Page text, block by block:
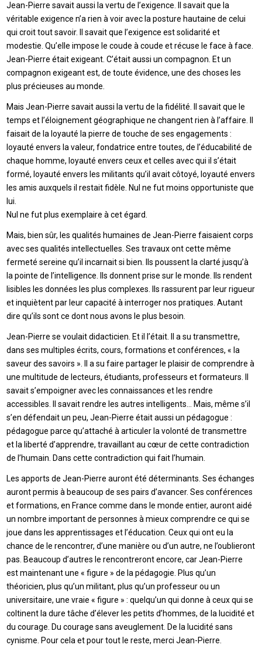
Jean-Pierre savait aussi la vertu de l’exigence. Il savait que la
véritable exigence n’a rien à voir avec la posture hautaine de celui
qui croit tout savoir. Il savait que l’exigence est solidarité et
modestie. Qu’elle impose le coude à coude et récuse le face à face.
Jean-Pierre était exigeant. C’était aussi un compagnon. Et un
compagnon exigeant est, de toute évidence, une des choses les
plus précieuses au monde.
Mais Jean-Pierre savait aussi la vertu de la fidélité. Il savait que le
temps et l’éloignement géographique ne changent rien à l’affaire. Il
faisait de la loyauté la pierre de touche de ses engagements :
loyauté envers la valeur, fondatrice entre toutes, de l’éducabilité de
chaque homme, loyauté envers ceux et celles avec qui il s’était
formé, loyauté envers les militants qu’il avait côtoyé, loyauté envers
les amis auxquels il restait fidèle. Nul ne fut moins opportuniste que
lui.
Nul ne fut plus exemplaire à cet égard.
Mais, bien sûr, les qualités humaines de Jean-Pierre faisaient corps
avec ses qualités intellectuelles. Ses travaux ont cette même
fermeté sereine qu’il incarnait si bien. Ils poussent la clarté jusqu’à
la pointe de l’intelligence. Ils donnent prise sur le monde. Ils rendent
lisibles les données les plus complexes. Ils rassurent par leur rigueur
et inquiètent par leur capacité à interroger nos pratiques. Autant
dire qu’ils sont ce dont nous avons le plus besoin.
Jean-Pierre se voulait didacticien. Et il l’était. Il a su transmettre,
dans ses multiples écrits, cours, formations et conférences, « la
saveur des savoirs ». Il a su faire partager le plaisir de comprendre à
une multitude de lecteurs, étudiants, professeurs et formateurs. Il
savait s’empoigner avec les connaissances et les rendre
accessibles. Il savait rendre les autres intelligents… Mais, même s’il
s’en défendait un peu, Jean-Pierre était aussi un pédagogue :
pédagogue parce qu’attaché à articuler la volonté de transmettre
et la liberté d’apprendre, travaillant au cœur de cette contradiction
de l’humain. Dans cette contradiction qui fait l’humain.
Les apports de Jean-Pierre auront été déterminants. Ses échanges
auront permis à beaucoup de ses pairs d’avancer. Ses conférences
et formations, en France comme dans le monde entier, auront aidé
un nombre important de personnes à mieux comprendre ce qui se
joue dans les apprentissages et l’éducation. Ceux qui ont eu la
chance de le rencontrer, d’une manière ou d’un autre, ne l’oublieront
pas. Beaucoup d’autres le rencontreront encore, car Jean-Pierre
est maintenant une « figure » de la pédagogie. Plus qu’un
théoricien, plus qu’un militant, plus qu’un professeur ou un
universitaire, une vraie « figure » : quelqu’un qui donne à ceux qui se
coltinent la dure tâche d’élever les petits d’hommes, de la lucidité et
du courage. Du courage sans aveuglement. De la lucidité sans
cynisme. Pour cela et pour tout le reste, merci Jean-Pierre.